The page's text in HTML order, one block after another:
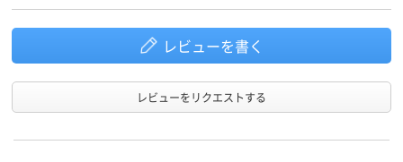
レビューを書く
レビューをリクエストする